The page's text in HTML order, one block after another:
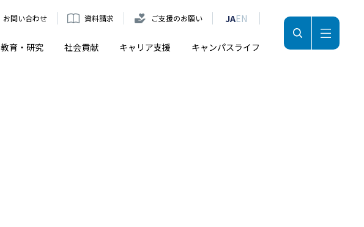
お問い合わせ 資料請求 ご支援のお願い JAEN
教育・研究 社会貢献 キャリア支援 キャンパスライフ